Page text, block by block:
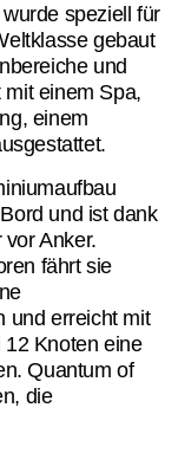
speziell für
gebaut
und
einem Spa,
einem
und ist dank
Anker.
fährt sie
und erreicht mit
Knoten eine
Quantum of
die